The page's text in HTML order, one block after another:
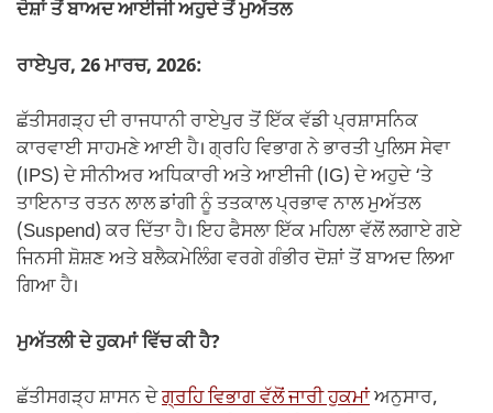
ਦੋਸ਼ਾਂ ਤੋਂ ਬਾਅਦ ਆਈਜੀ ਅਹੁਦੇ ਤੋਂ ਮੁਅੱਤਲ
ਰਾਏਪੁਰ, 26 ਮਾਰਚ, 2026:
ਛੱਤੀਸਗੜ੍ਹ ਦੀ ਰਾਜਧਾਨੀ ਰਾਏਪੁਰ ਤੋਂ ਇੱਕ ਵੱਡੀ ਪ੍ਰਸ਼ਾਸਨਿਕ
ਕਾਰਵਾਈ ਸਾਹਮਣੇ ਆਈ ਹੈ। ਗ੍ਰਹਿ ਵਿਭਾਗ ਨੇ ਭਾਰਤੀ ਪੁਲਿਸ ਸੇਵਾ
(IPS) ਦੇ ਸੀਨੀਅਰ ਅਧਿਕਾਰੀ ਅਤੇ ਆਈਜੀ (IG) ਦੇ ਅਹੁਦੇ ‘ਤੇ
ਤਾਇਨਾਤ ਰਤਨ ਲਾਲ ਡਾਂਗੀ ਨੂੰ ਤਤਕਾਲ ਪ੍ਰਭਾਵ ਨਾਲ ਮੁਅੱਤਲ
(Suspend) ਕਰ ਦਿੱਤਾ ਹੈ। ਇਹ ਫੈਸਲਾ ਇੱਕ ਮਹਿਲਾ ਵੱਲੋਂ ਲਗਾਏ ਗਏ
ਜਿਨਸੀ ਸ਼ੋਸ਼ਣ ਅਤੇ ਬਲੈਕਮੇਲਿੰਗ ਵਰਗੇ ਗੰਭੀਰ ਦੋਸ਼ਾਂ ਤੋਂ ਬਾਅਦ ਲਿਆ
ਗਿਆ ਹੈ।
ਮੁਅੱਤਲੀ ਦੇ ਹੁਕਮਾਂ ਵਿੱਚ ਕੀ ਹੈ?
ਛੱਤੀਸਗੜ੍ਹ ਸ਼ਾਸਨ ਦੇਗ੍ਰਹਿ ਵਿਭਾਗ ਵੱਲੋਂ ਜਾਰੀ ਹੁਕਮਾਂਅਨੁਸਾਰ,